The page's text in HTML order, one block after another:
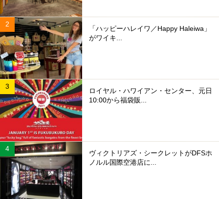
「ハッピーハレイワ／Happy Haleiwa」
がワイキ...
ロイヤル・ハワイアン・センター、元日
10:00から福袋販...
ヴィクトリアズ・シークレットがDFSホ
ノルル国際空港店に...